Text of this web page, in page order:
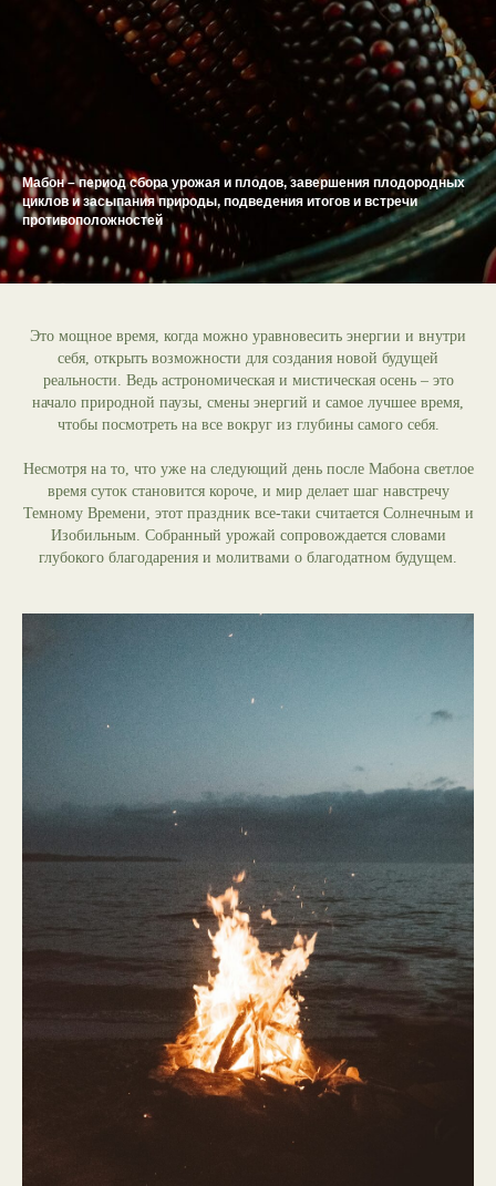
Мабон – период сбора урожая и плодов, завершения плодородных
циклов и засыпания природы, подведения итогов и встречи
противоположностей
Это мощное время, когда можно уравновесить энергии и внутри
себя, открыть возможности для создания новой будущей
реальности. Ведь астрономическая и мистическая осень – это
начало природной паузы, смены энергий и самое лучшее время,
чтобы посмотреть на все вокруг из глубины самого себя.
Несмотря на то, что уже на следующий день после Мабона светлое
время суток становится короче, и мир делает шаг навстречу
Темному Времени, этот праздник все-таки считается Солнечным и
Изобильным. Собранный урожай сопровождается словами
глубокого благодарения и молитвами о благодатном будущем.